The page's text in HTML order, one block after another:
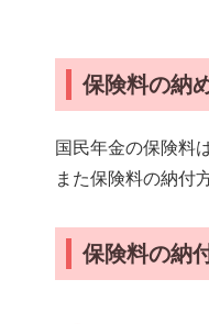
保険料の納
国民年金の保険料
また保険料の納付
保険料の納